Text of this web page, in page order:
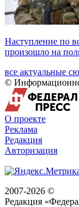
Наступление по
произошло на
все актуальные
©
О проекте
Реклама
Редакция
Авторизация
2007-2026 ©
Редакция «